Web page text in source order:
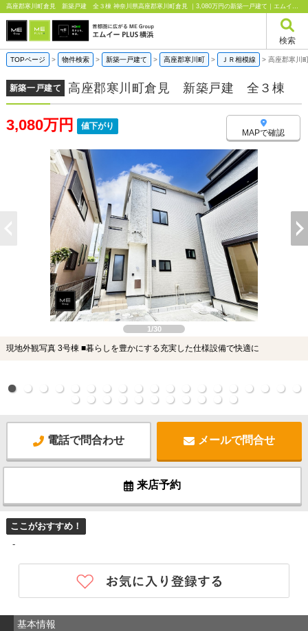
高座郡寒川町倉見 新築戸建 全３棟 神奈川県高座郡寒川町倉見 ｜3,080万円の新築一戸建て｜エムイーPLUS横浜
検索
TOPページ > 物件検索 > 新築一戸建て > 高座郡寒川町 > ＪＲ相模線 > 高座郡寒川
新築一戸建て 高座郡寒川町倉見 新築戸建 全３棟
3,080万円 値下がり
MAPで確認
1/30
現地外観写真 3号棟 ■暮らしを豊かにする充実した仕様設備で快適に
電話で問合わせ メールで問合せ
来店予約
ここがおすすめ！
-
基本情報